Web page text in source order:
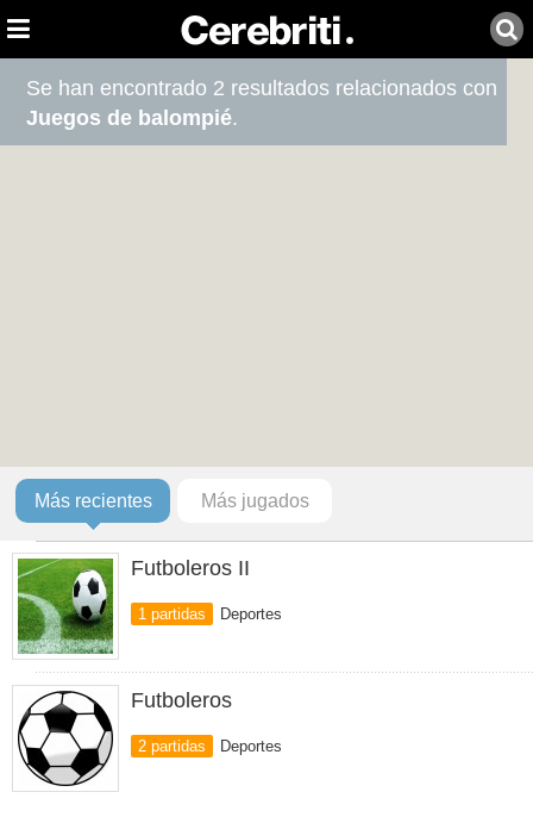
Se han encontrado 2 resultados relacionados con
Juegos de balompié.
Más recientes Más jugados
Futboleros II
1 partidas Deportes
Futboleros
2 partidas Deportes